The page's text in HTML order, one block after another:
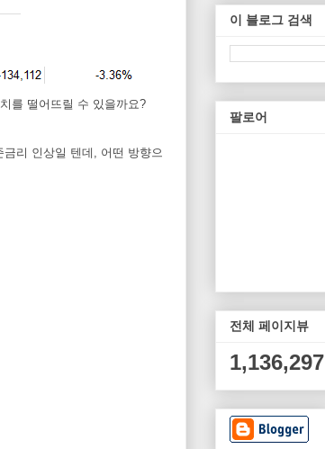
를 떨어뜨릴 수 있을까요?
리 인상일 텐데, 어떤 방향으
이 블로그 검색
팔로어
전체 페이지뷰
1,136,297